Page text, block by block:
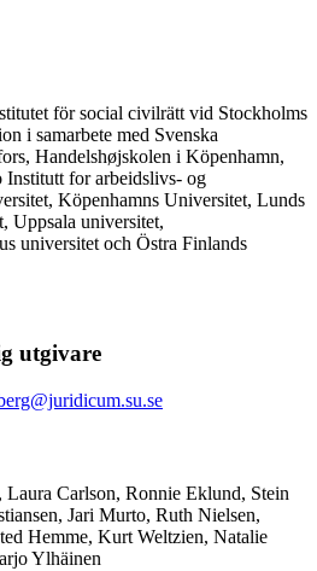
för social civilrätt vid Stockholms
i samarbete med Svenska
Handelshøjskolen i Köpenhamn,
for arbeidslivs- og
Köpenhamns Universitet, Lunds
Uppsala universitet,
universitet och Östra Finlands
utgivare
Carlson, Ronnie Eklund, Stein
Jari Murto, Ruth Nielsen,
Hemme, Kurt Weltzien, Natalie
Ylhäinen